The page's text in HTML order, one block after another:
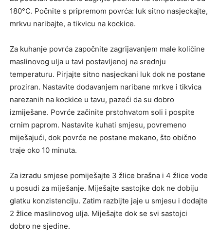
180°C. Počnite s pripremom povrća: luk sitno nasjeckajte,
mrkvu naribajte, a tikvicu na kockice.
Za kuhanje povrća započnite zagrijavanjem male količine
maslinovog ulja u tavi postavljenoj na srednju
temperaturu. Pirjajte sitno nasjeckani luk dok ne postane
proziran. Nastavite dodavanjem naribane mrkve i tikvica
narezanih na kockice u tavu, pazeći da su dobro
izmiješane. Povrće začinite prstohvatom soli i pospite
crnim paprom. Nastavite kuhati smjesu, povremeno
miješajući, dok povrće ne postane mekano, što obično
traje oko 10 minuta.
Za izradu smjese pomiješajte 3 žlice brašna i 4 žlice vode
u posudi za miješanje. Miješajte sastojke dok ne dobiju
glatku konzistenciju. Zatim razbijte jaje u smjesu i dodajte
2 žlice maslinovog ulja. Miješajte dok se svi sastojci
dobro ne sjedine.